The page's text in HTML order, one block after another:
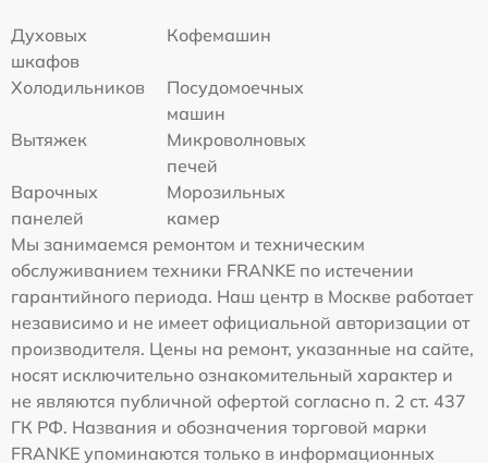
Духовых
шкафов
Кофемашин
Холодильников
Посудомоечных
машин
Вытяжек
Микроволновых
печей
Варочных
панелей
Морозильных
камер
Мы занимаемся ремонтом и техническим
обслуживанием техники FRANKE по истечении
гарантийного периода. Наш центр в Москве работает
независимо и не имеет официальной авторизации от
производителя. Цены на ремонт, указанные на сайте,
носят исключительно ознакомительный характер и
не являются публичной офертой согласно п. 2 ст. 437
ГК РФ. Названия и обозначения торговой марки
FRANKE упоминаются только в информационных